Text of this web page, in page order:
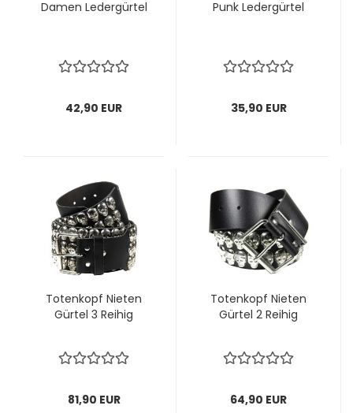
Damen Le­der­gür­tel
42,90 EUR
Punk Le­der­gür­tel
35,90 EUR
To­ten­kopf Nie­ten
Gür­tel 3 Rei­hig
81,90 EUR
To­ten­kopf Nie­ten
Gür­tel 2 Rei­hig
64,90 EUR